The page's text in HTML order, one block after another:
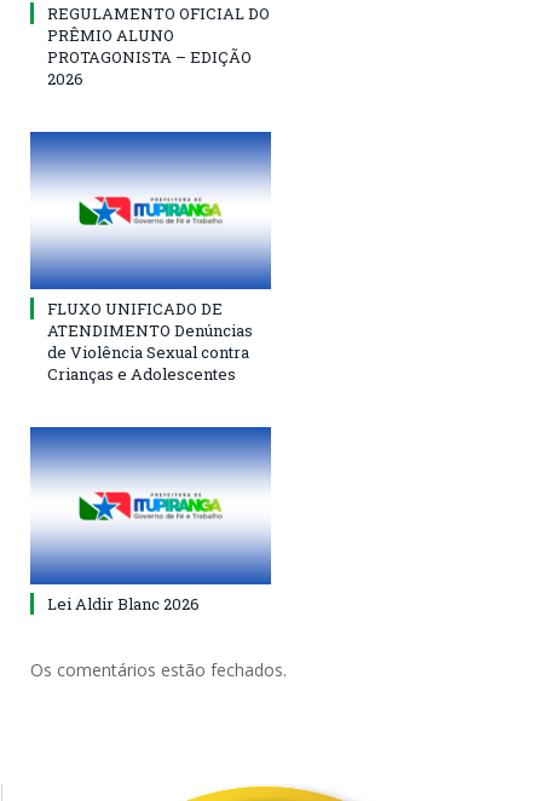
REGULAMENTO OFICIAL DO
PRÊMIO ALUNO
PROTAGONISTA – EDIÇÃO
2026
FLUXO UNIFICADO DE
ATENDIMENTO Denúncias
de Violência Sexual contra
Crianças e Adolescentes
Lei Aldir Blanc 2026
Os comentários estão fechados.